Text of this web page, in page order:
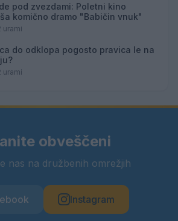
pod zvezdami: Poletni kino
komično dramo "Babičin vnuk"
urami
do odklopa pogosto pravica le na
urami
obveščeni
nas na družbenih omrežjih
Instagram